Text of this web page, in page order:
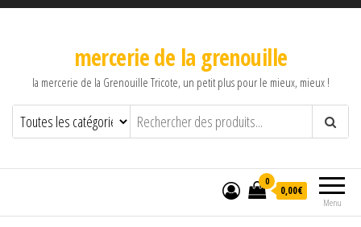
mercerie de la grenouille
la mercerie de la Grenouille Tricote, un petit plus pour le mieux, mieux !
Menu
0
0,00€